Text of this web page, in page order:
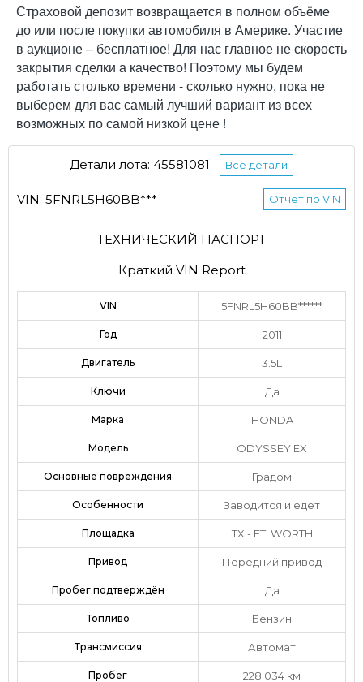
Страховой депозит возвращается в полном объёме
до или после покупки автомобиля в Америке. Участие
в аукционе – бесплатное! Для нас главное не скорость
закрытия сделки а качество! Поэтому мы будем
работать столько времени - сколько нужно, пока не
выберем для вас самый лучший вариант из всех
возможных по самой низкой цене !
Детали лота: 45581081 Все детали
VIN: 5FNRL5H60BB*** Отчет по VIN
ТЕХНИЧЕСКИЙ ПАСПОРТ
Краткий VIN Report
VIN 5FNRL5H60BB******
Год 2011
Двигатель 3.5L
Ключи Да
Марка HONDA
Модель ODYSSEY EX
Основные повреждения Градом
Особенности Заводится и едет
Площадка TX - FT. WORTH
Привод Передний привод
Пробег подтверждён Да
Топливо Бензин
Трансмиссия Автомат
Пробег 228.034 км